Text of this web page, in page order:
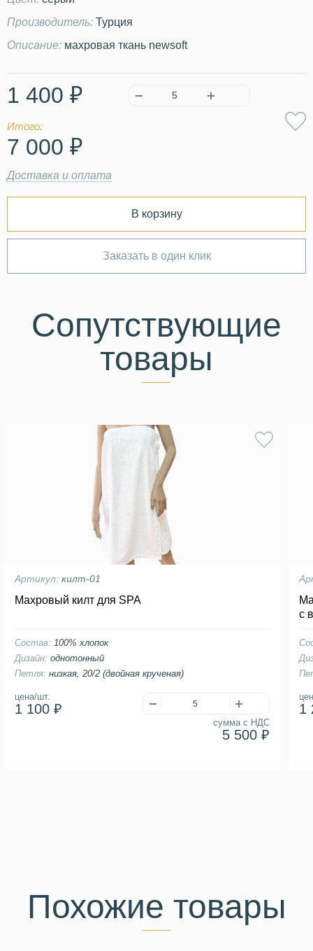
Производитель: Турция
Описание: махровая ткань newsoft
1 400 ₽
Итого:
7 000 ₽
Доставка и оплата
В корзину
Заказать в один клик
Сопутствующие
товары
Артикул: килт-01
Махровый килт для SPA
цена/шт.
1 100 ₽
сумма с НДС
5 500 ₽
Состав: 100% хлопок
Дизайн: однотонный
Петля: низкая, 20/2 (двойная крученая)
с
1
Похожие товары